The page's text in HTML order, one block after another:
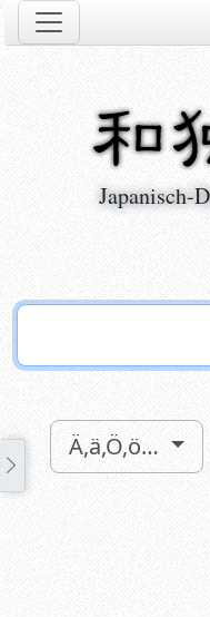
Japanisch-
search
Ä,ä,Ö,ö…